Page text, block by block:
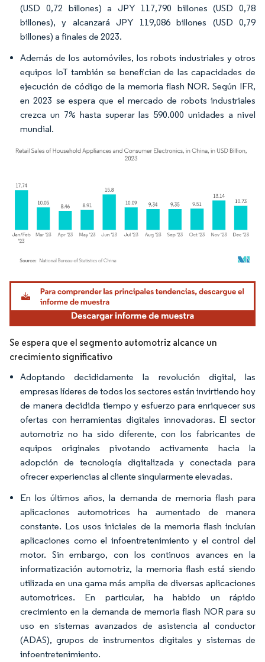
(USD 0,72 billones) a JPY 117,790 billones (USD 0,78
billones), y alcanzará JPY 119,086 billones (USD 0,79
billones) a finales de 2023.
Además de los automóviles, los robots industriales y otros
equipos IoT también se benefician de las capacidades de
ejecución de código de la memoria flash NOR. Según IFR,
en 2023 se espera que el mercado de robots industriales
crezca un 7% hasta superar las 590.000 unidades a nivel
mundial.
Imagen © Mordor Intelligence. El uso requiere atribución según CC BY 4.0.
Se espera que el segmento automotriz alcance un
crecimiento significativo
Adoptando decididamente la revolución digital, las
empresas líderes de todos los sectores están invirtiendo hoy
de manera decidida tiempo y esfuerzo para enriquecer sus
ofertas con herramientas digitales innovadoras. El sector
automotriz no ha sido diferente, con los fabricantes de
equipos originales pivotando activamente hacia la
adopción de tecnología digitalizada y conectada para
ofrecer experiencias al cliente singularmente elevadas.
En los últimos años, la demanda de memoria flash para
aplicaciones automotrices ha aumentado de manera
constante. Los usos iniciales de la memoria flash incluían
aplicaciones como el infoentretenimiento y el control del
motor. Sin embargo, con los continuos avances en la
informatización automotriz, la memoria flash está siendo
utilizada en una gama más amplia de diversas aplicaciones
automotrices. En particular, ha habido un rápido
crecimiento en la demanda de memoria flash NOR para su
uso en sistemas avanzados de asistencia al conductor
(ADAS), grupos de instrumentos digitales y sistemas de
infoentretenimiento.